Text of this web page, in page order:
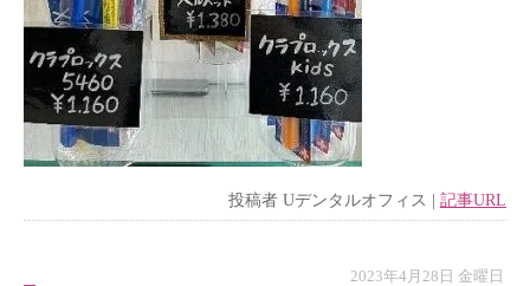
投稿者 Uデンタルオフィス | 記事URL
2023年4月28日 金曜日